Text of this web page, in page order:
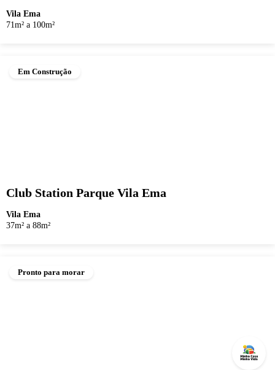
Vila Ema
71m² a 100m²
Em Construção
Club Station Parque Vila Ema
Vila Ema
37m² a 88m²
Pronto para morar